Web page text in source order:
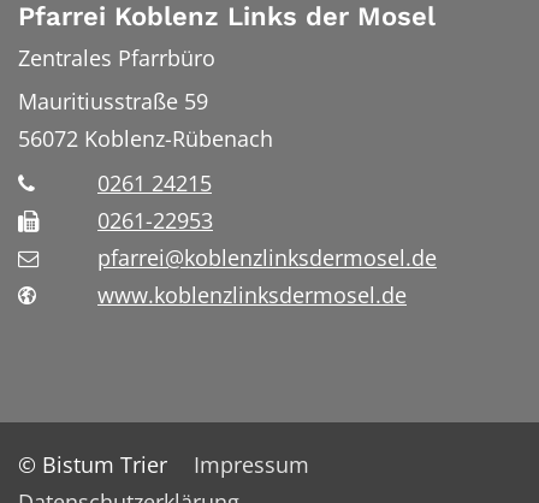
Pfarrei Koblenz Links der Mosel
Zentrales Pfarrbüro
Mauritiusstraße 59
56072 Koblenz-Rübenach
0261 24215
0261-22953
pfarrei@koblenzlinksdermosel.de
www.koblenzlinksdermosel.de
© Bistum Trier
Impressum